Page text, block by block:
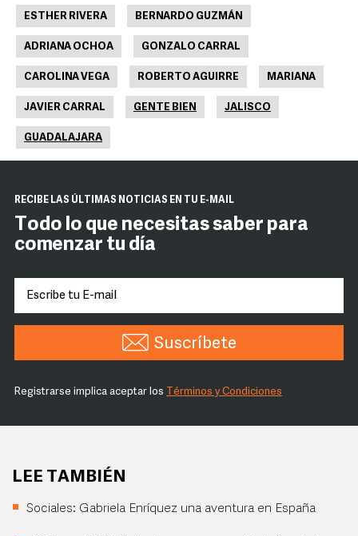
ESTHER RIVERA BERNARDO GUZMÁN
ADRIANA OCHOA GONZALO CARRAL
CAROLINA VEGA ROBERTO AGUIRRE MARIANA
JAVIER CARRAL GENTE BIEN JALISCO
GUADALAJARA
RECIBE LAS ÚLTIMAS NOTICIAS EN TU E-MAIL
Todo lo que necesitas saber para
comenzar tu día
Suscríbete
Registrarse implica aceptar los Términos y Condiciones
LEE TAMBIÉN
Sociales: Gabriela Enríquez una aventura en España